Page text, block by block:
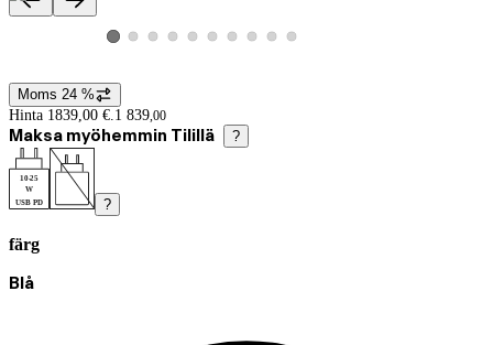
Produktbilder och videor
Visa produktbild 1
Visa produktbild 2
Visa produktbild 3
Visa produktbild 4
Visa produktbild 5
Visa produktbild 6
Visa produktbild 7
Visa produktbild 8
Visa produktbild 9
Visa produktbild 10
Prisinformation
Moms 24 %
Hinta 1839,00 €. 1 839,00
Maksa myöhemmin Tilillä ?
10-25
W
USB PD
?
färg
Nuvarande val Blå
Blå